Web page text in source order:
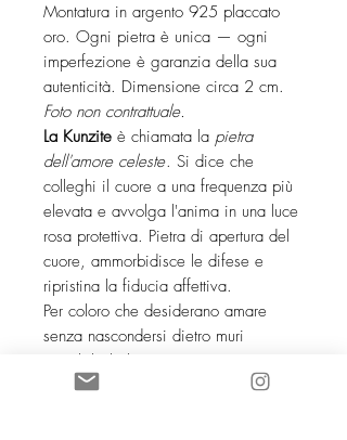
Montatura in argento 925 placcato
oro. Ogni pietra è unica — ogni
imperfezione è garanzia della sua
autenticità. Dimensione circa 2 cm.
Foto non contrattuale.
La Kunzite è chiamata la pietra
dell'amore celeste. Si dice che
colleghi il cuore a una frequenza più
elevata e avvolga l'anima in una luce
rosa protettiva. Pietra di apertura del
cuore, ammorbidisce le difese e
ripristina la fiducia affettiva.
Per coloro che desiderano amare
senza nascondersi dietro muri
invisibili, la kunzite porta una pace
profonda e una sensazione di